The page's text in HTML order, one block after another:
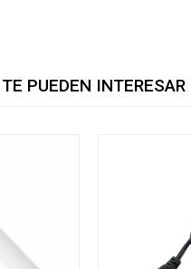
PUEDEN INTERESAR